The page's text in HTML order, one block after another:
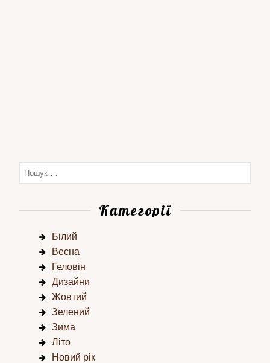
Категорії
Білий
Весна
Геловін
Дизайни
Жовтий
Зелений
Зима
Літо
Новий рік